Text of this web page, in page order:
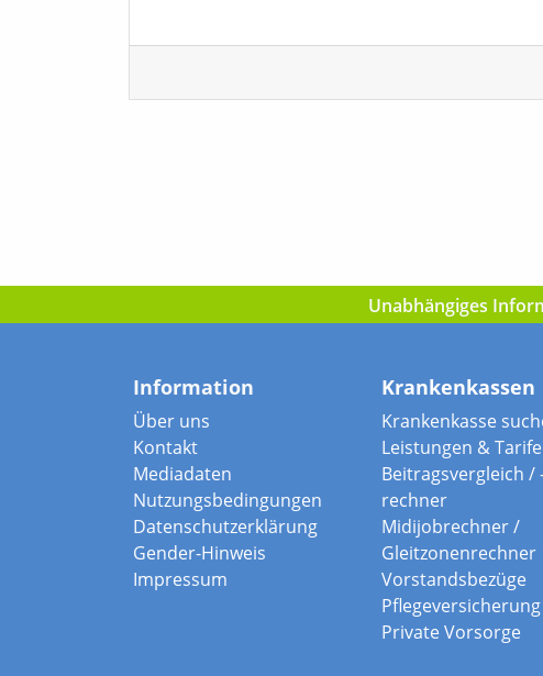
Unabhängiges
Information
Über uns
Kontakt
Mediadaten
Nutzungsbedingungen
Datenschutzerklärung
Gender-Hinweis
Impressum
Krankenkassen
Krankenkasse
Leistungen & Tarife
Beitragsvergleich /
rechner
Midijobrechner /
Gleitzonenrechner
Vorstandsbezüge
Pflegeversicherung
Private Vorsorge